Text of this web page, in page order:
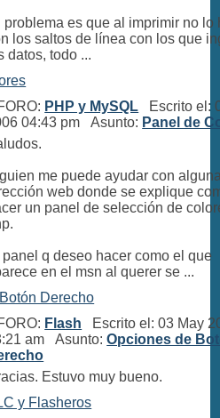
problema es que al imprimir no lo
los saltos de línea con los que
datos, todo ...
PHP y MySQL Escrito el:
04:43 pm Asunto: Panel de
me puede ayudar con
web donde se explique
un panel de selección de
panel q deseo hacer como el que
en el msn al querer se ...
Derecho
Flash Escrito el: 03 May
am Asunto:Opciones de
Estuvo muy bueno.
y Flasheros